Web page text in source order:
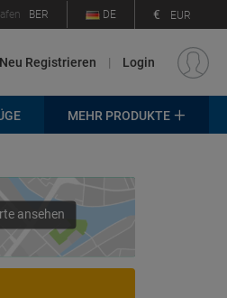
BER DE € EUR
Neu Registrieren | Login
MEHR PRODUKTE
ansehen